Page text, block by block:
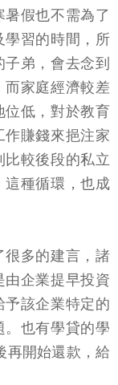
假也不需為了
學習的時間，所
弟，會去念到
家庭經濟較差
位低，對於教育
賺錢來挹注家
較後段的私立
這種循環，也成
很多的建言，諸
企業提早投資
該企業特定的
也有學貸的學
再開始還款，給